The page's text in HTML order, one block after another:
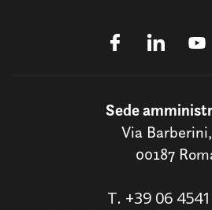
Sede
Via
00187
T. +39 06